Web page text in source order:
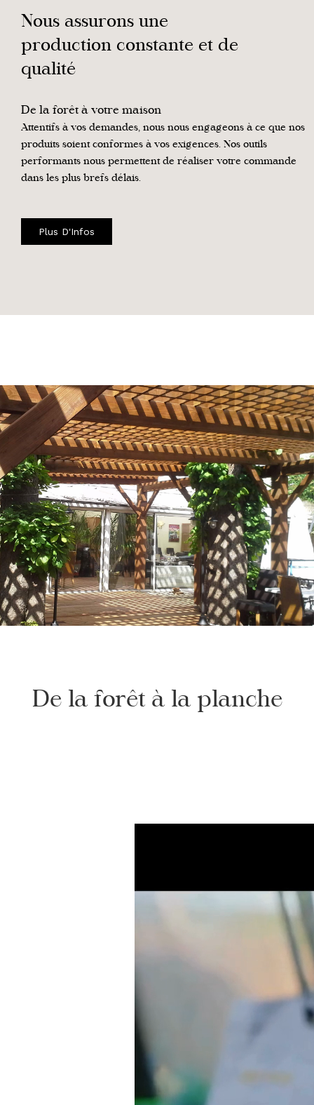
Nous assurons une
production constante et de
qualité
De la forêt à votre maison
Attentifs à vos demandes, nous nous engageons à ce que nos
produits soient conformes à vos exigences. Nos outils
performants nous permettent de réaliser votre commande
dans les plus brefs délais.
Plus D'Infos
De la forêt à la planche